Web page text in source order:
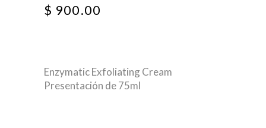
$ 900.00
Enzymatic Exfoliating Cream
Presentación de 75ml